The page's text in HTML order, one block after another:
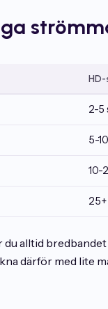
2-5
5-
10-
du alltid
därför med lite